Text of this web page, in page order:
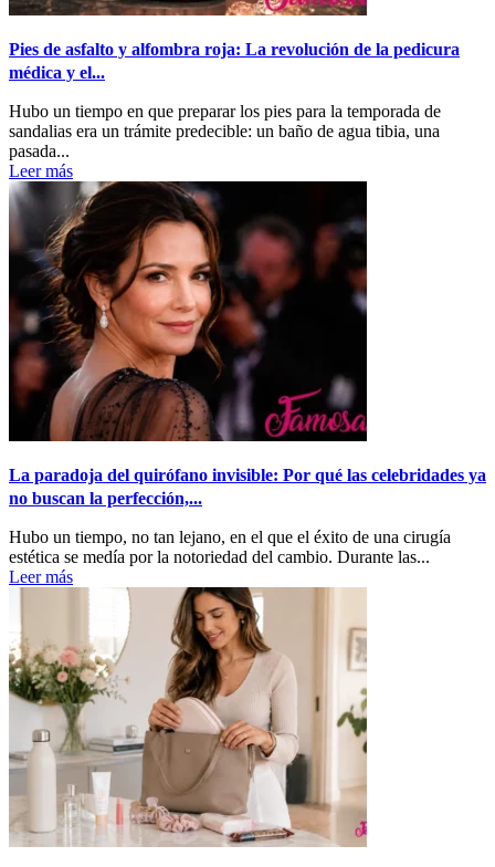
Pies de asfalto y alfombra roja: La revolución de la pedicura
médica y el...
Hubo un tiempo en que preparar los pies para la temporada de
sandalias era un trámite predecible: un baño de agua tibia, una
pasada...
Leer más
La paradoja del quirófano invisible: Por qué las celebridades ya
no buscan la perfección,...
Hubo un tiempo, no tan lejano, en el que el éxito de una cirugía
estética se medía por la notoriedad del cambio. Durante las...
Leer más